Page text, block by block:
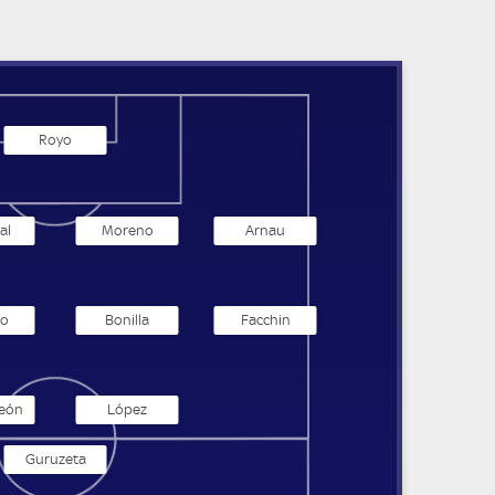
Royo
Moreno Arnau
Bonilla Facchin
López
Guruzeta